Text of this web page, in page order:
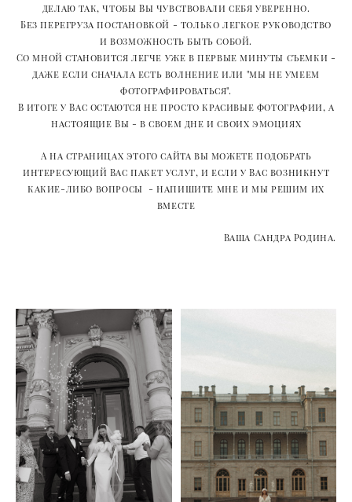
делаю так, чтобы Вы чувствовали себя уверенно.
Без перегруза постановкой - только легкое руководство
и возможность быть собой.
Со мной становится легче уже в первые минуты съемки -
даже если сначала есть волнение или "мы не умеем
фотографироваться".
В итоге у Вас остаются не просто красивые фотографии, а
настоящие Вы - в своем дне и своих эмоциях
А на страницах этого сайта вы можете подобрать
интересующий Вас пакет услуг, и если у Вас возникнут
какие-либо вопросы - напишите мне и мы решим их
вместе
Ваша Сандра Родина.